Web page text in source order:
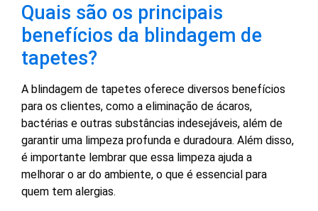
Quais são os principais
benefícios da blindagem de
tapetes?
A blindagem de tapetes oferece diversos benefícios
para os clientes, como a eliminação de ácaros,
bactérias e outras substâncias indesejáveis, além de
garantir uma limpeza profunda e duradoura. Além disso,
é importante lembrar que essa limpeza ajuda a
melhorar o ar do ambiente, o que é essencial para
quem tem alergias.